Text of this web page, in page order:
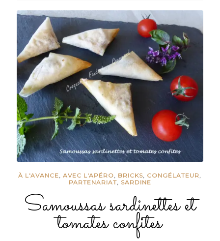
À L'AVANCE,AVEC L'APÉRO, BRICKS, CONGÉLATEUR,
PARTENARIAT, SARDINE
Samoussas sardinettes et
tomates confites